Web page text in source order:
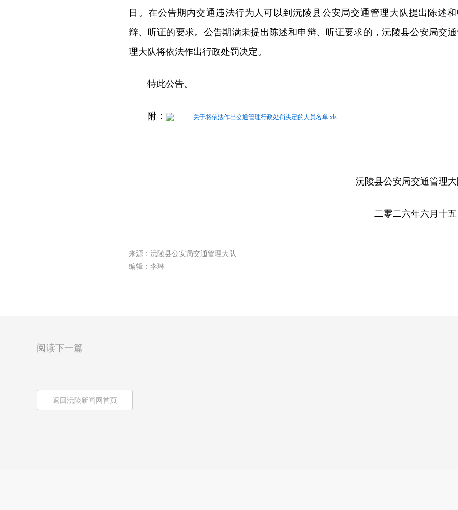
日。在公告期内交通违法行为人可以到沅陵县公安局交通管理大队提出陈述
辩、听证的要求。公告期满未提出陈述和申辩、听证要求的，沅陵县公安局交
理大队将依法作出行政处罚决定。
特此公告。
附： 关于将依法作出交通管理行政处罚决定的人员名单.xls
沅陵县公安局交通管理
二零二六年六月十
来源：沅陵县公安局交通管理大队
编辑：李琳
阅读下一篇
返回沅陵新闻网首页